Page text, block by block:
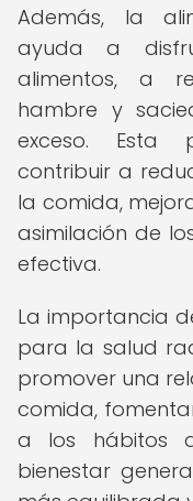
Además, la
ayuda a
alimentos, a
hambre y
exceso. Esta
contribuir a
la comida,
asimilación de
efectiva.
La importancia
para la salud
promover una
comida,
a los hábitos
bienestar